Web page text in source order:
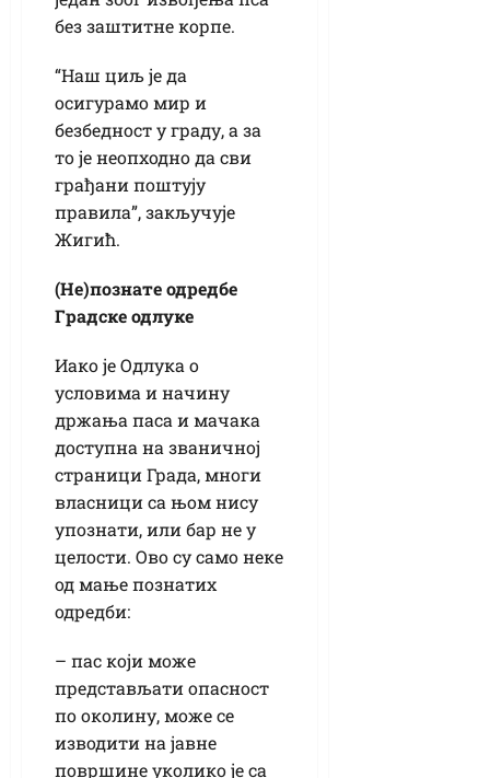
без заштитне корпе.
“Наш циљ је да
осигурамо мир и
безбедност у граду, а за
то је неопходно да сви
грађани поштују
правила”, закључује
Жигић.
(Не)познате одредбе
Градске одлуке
Иако је Одлука о
условима и начину
држања паса и мачака
доступна на званичној
страници Града, многи
власници са њом нису
упознати, или бар не у
целости. Ово су само неке
од мање познатих
одредби:
– пас који може
представљати опасност
по околину, може се
изводити на јавне
површине уколико је са